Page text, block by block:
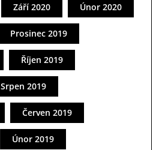
Září 2020 Únor 2020
Prosinec 2019
Říjen 2019
Srpen 2019
Červen 2019
Únor 2019